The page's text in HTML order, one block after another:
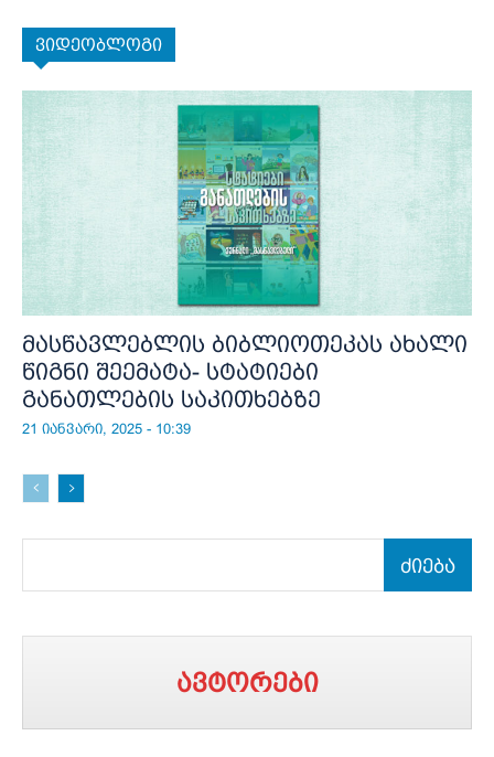
ვიდეობლოგი
მასწავლებლის ბიბლიოთეკას ახალი
წიგნი შეემატა- სტატიები
განათლების საკითხებზე
21 იანვარი, 2025 - 10:39
ძიება
ავტორები